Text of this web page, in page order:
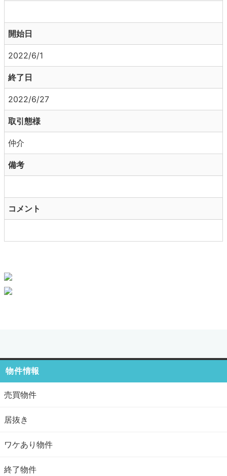
開始日
2022/6/1
終了日
2022/6/27
取引態様
仲介
備考
コメント
物件情報
売買物件
居抜き
ワケあり物件
終了物件